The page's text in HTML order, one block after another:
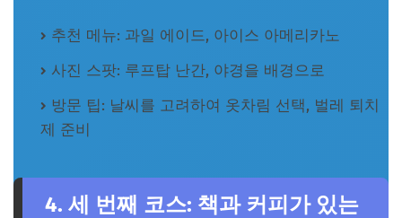
추천 메뉴: 과일 에이드, 아이스 아메리카노
사진 스팟: 루프탑 난간, 야경을 배경으로
방문 팁: 날씨를 고려하여 옷차림 선택, 벌레 퇴치
제 준비
4. 세 번째 코스: 책과 커피가 있는